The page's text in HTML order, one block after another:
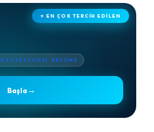
⭐ EN ÇOK TERCİH EDİLEN
PROFESYONEL BÜYÜME
Başla →